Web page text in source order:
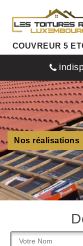
COUVREUR 5
Nos réalisations